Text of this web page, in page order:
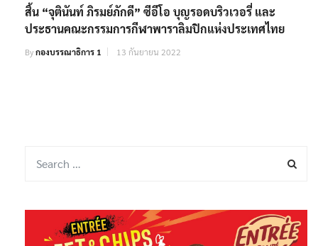
สิ้น “จุตินันท์ ภิรมย์ภักดี” ซีอีโอ บุญรอดบริวเวอรี่ และ
ประธานคณะกรรมการกีฬาพาราลิมปิกแห่งประเทศไทย
Byกองบรรณาธิการ 1 13 กันยายน 2022